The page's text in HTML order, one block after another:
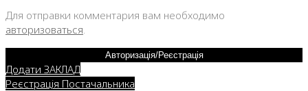
Для отправки комментария вам необходимо
авторизоваться
Авторизація/Реєстрація
Додати ЗАКЛАД
Реєстрація Постачальника